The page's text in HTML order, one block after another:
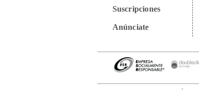
Suscripciones
Anúnciate